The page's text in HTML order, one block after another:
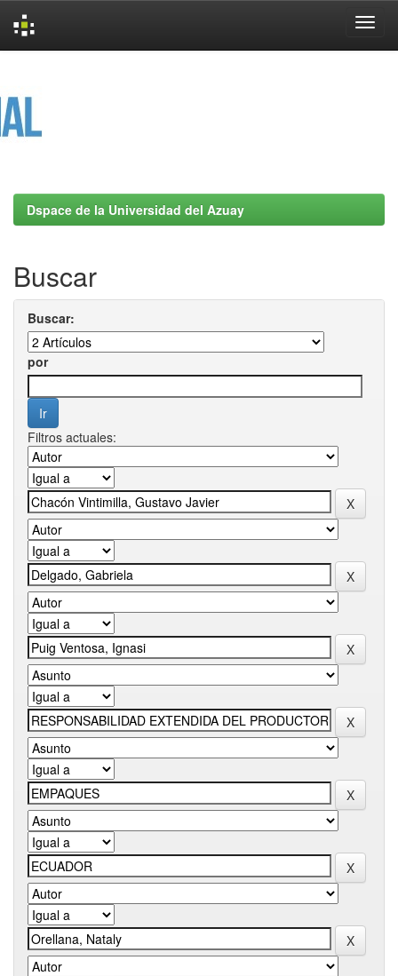
Dspace de la Universidad del Azuay
Buscar
Buscar:
por
Filtros actuales: